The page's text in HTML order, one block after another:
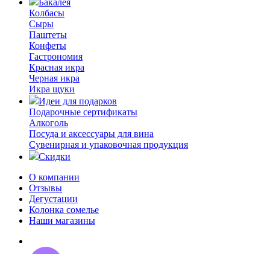
Бакалея
Колбасы
Сыры
Паштеты
Конфеты
Гастрономия
Красная икра
Черная икра
Икра щуки
Идеи для подарков
Подарочные сертификаты
Алкоголь
Посуда и аксессуары для вина
Сувенирная и упаковочная продукция
Скидки
О компании
Отзывы
Дегустации
Колонка сомелье
Наши магазины